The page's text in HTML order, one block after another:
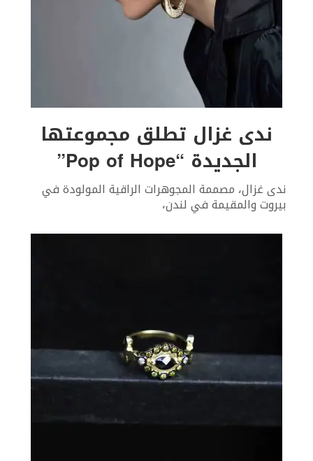
ندى غزال تطلق مجموعتها
الجديدة “Pop of Hope”
ندى غزال، مصممة المجوهرات الراقية المولودة في
بيروت والمقيمة في لندن،